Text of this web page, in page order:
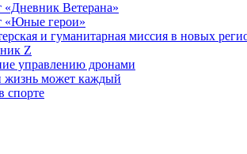
«Дневник Ветерана»
«Юные герои»
и гуманитарная миссия в новых
Z
управлению дронами
жизнь может каждый
спорте